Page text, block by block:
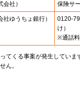
会社） 保険サ
社ゆうちょ銀行）
0120-
け）
※通話
てくる事案が発生していま
ん。